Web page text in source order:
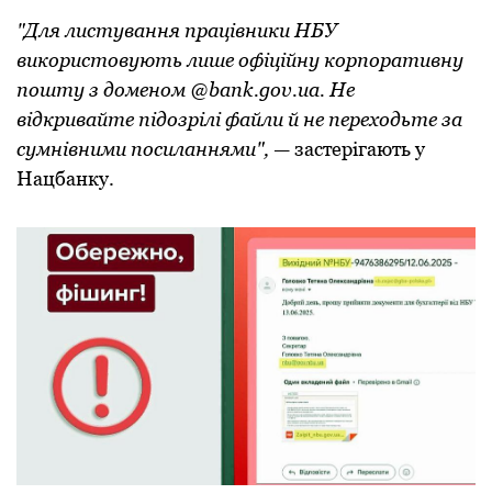
"Для листування працівники НБУ
використовують лише офіційну корпоративну
пошту з доменом @bank.gov.ua. Не
відкривайте підозрілі файли й не переходьте за
сумнівними посиланнями", — застерігають у
Нацбанку.